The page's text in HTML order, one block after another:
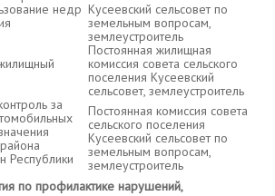
недр Кусеевский сельсовет по
земельным вопросам,
землеустроитель
Постоянная жилищная
комиссия совета сельского
поселения Кусеевский
сельсовет, землеустроитель
за
Республики
Постоянная комиссия совета
сельского поселения
Кусеевский сельсовет по
земельным вопросам,
землеустроитель
по профилактике нарушений,